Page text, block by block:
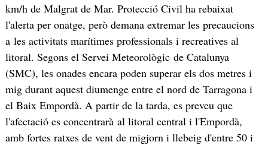
km/h de Malgrat de Mar. Protecció Civil ha rebaixat
l'alerta per onatge, però demana extremar les precaucions
a les activitats marítimes professionals i recreatives al
litoral. Segons el Servei Meteorològic de Catalunya
(SMC), les onades encara poden superar els dos metres i
mig durant aquest diumenge entre el nord de Tarragona i
el Baix Empordà. A partir de la tarda, es preveu que
l'afectació es concentrarà al litoral central i l'Empordà,
amb fortes ratxes de vent de migjorn i llebeig d'entre 50 i